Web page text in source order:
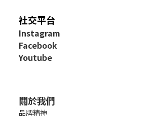
社交平台
Instagram
Facebook
Youtube
關於我們
品牌精神